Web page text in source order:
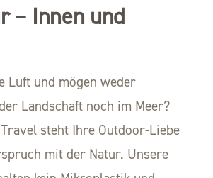
– Innen und
Luft und mögen weder
Landschaft noch im Meer?
steht Ihre Outdoor-Liebe
mit der Natur. Unsere